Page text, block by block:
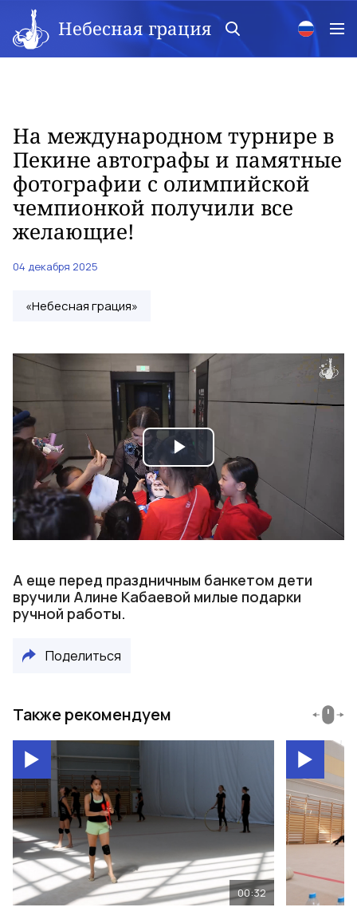
Небесная грация
На международном турнире в
Пекине автографы и памятные
фотографии с олимпийской
чемпионкой получили все
желающие!
04 декабря 2025
«Небесная грация»
Play
Video
А еще перед праздничным банкетом дети
вручили Алине Кабаевой милые подарки
ручной работы.
Поделиться
Также рекомендуем
00:32